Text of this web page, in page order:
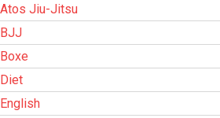
Atos Jiu-Jitsu
BJJ
Boxe
Diet
English